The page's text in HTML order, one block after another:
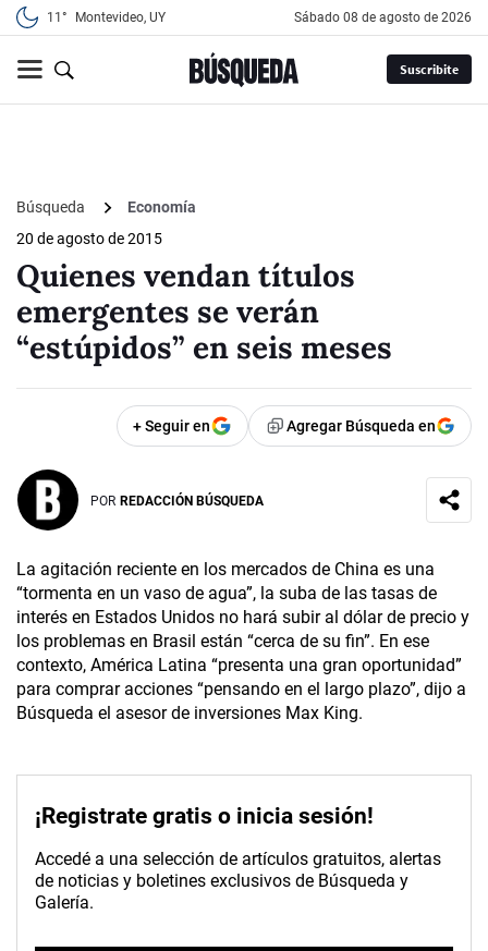
11° Montevideo, UY sábado 08 de agosto de 2026
Suscribite
Búsqueda
Economía
20 de agosto de 2015
Quienes vendan títulos
emergentes se verán
“estúpidos” en seis meses
+ Seguir en Agregar Búsqueda en
POR REDACCIÓN BÚSQUEDA
La agitación reciente en los mercados de China es una
“tormenta en un vaso de agua”, la suba de las tasas de
interés en Estados Unidos no hará subir al dólar de precio y
los problemas en Brasil están “cerca de su fin”. En ese
contexto, América Latina “presenta una gran oportunidad”
para comprar acciones “pensando en el largo plazo”, dijo a
Búsqueda el asesor de inversiones Max King.
¡Registrate gratis o inicia sesión!
Accedé a una selección de artículos gratuitos, alertas
de noticias y boletines exclusivos de Búsqueda y
Galería.